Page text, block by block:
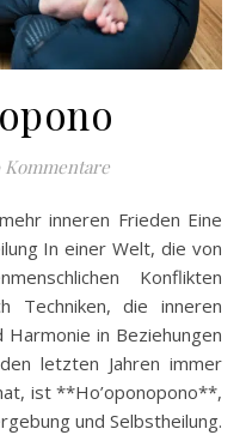
Kommentare
In einer Welt, die von
Konflikten
Techniken, die inneren
in Beziehungen
letzten Jahren immer
ist **Ho’oponopono**,
und Selbstheilung.